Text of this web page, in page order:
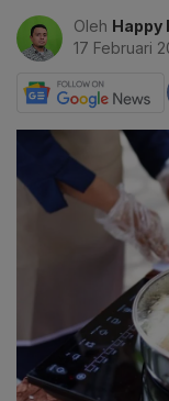
Oleh Happy
17 Februari